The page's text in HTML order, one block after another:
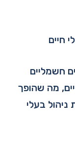
חיים
חשמליים
מה שהופך
בעלי